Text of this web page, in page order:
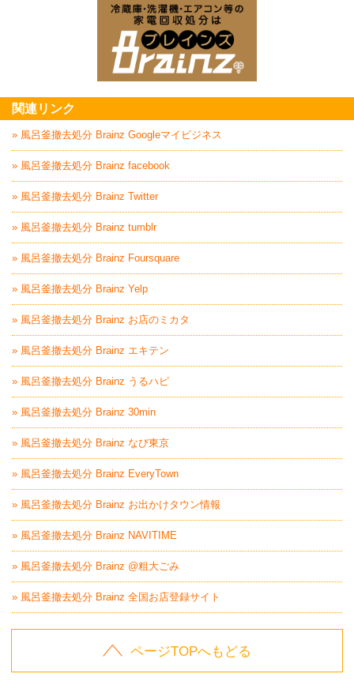
関連リンク
» 風呂釜撤去処分 Brainz Googleマイビジネス
» 風呂釜撤去処分 Brainz facebook
» 風呂釜撤去処分 Brainz Twitter
» 風呂釜撤去処分 Brainz tumblr
» 風呂釜撤去処分 Brainz Foursquare
» 風呂釜撤去処分 Brainz Yelp
» 風呂釜撤去処分 Brainz お店のミカタ
» 風呂釜撤去処分 Brainz エキテン
» 風呂釜撤去処分 Brainz うるハピ
» 風呂釜撤去処分 Brainz 30min
» 風呂釜撤去処分 Brainz なび東京
» 風呂釜撤去処分 Brainz EveryTown
» 風呂釜撤去処分 Brainz お出かけタウン情報
» 風呂釜撤去処分 Brainz NAVITIME
» 風呂釜撤去処分 Brainz @粗大ごみ
» 風呂釜撤去処分 Brainz 全国お店登録サイト
ページTOPへもどる